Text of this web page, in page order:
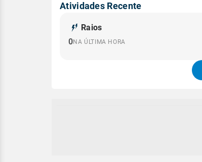
Atividades Recente
Raios
0NA ÚLTIMA HORA